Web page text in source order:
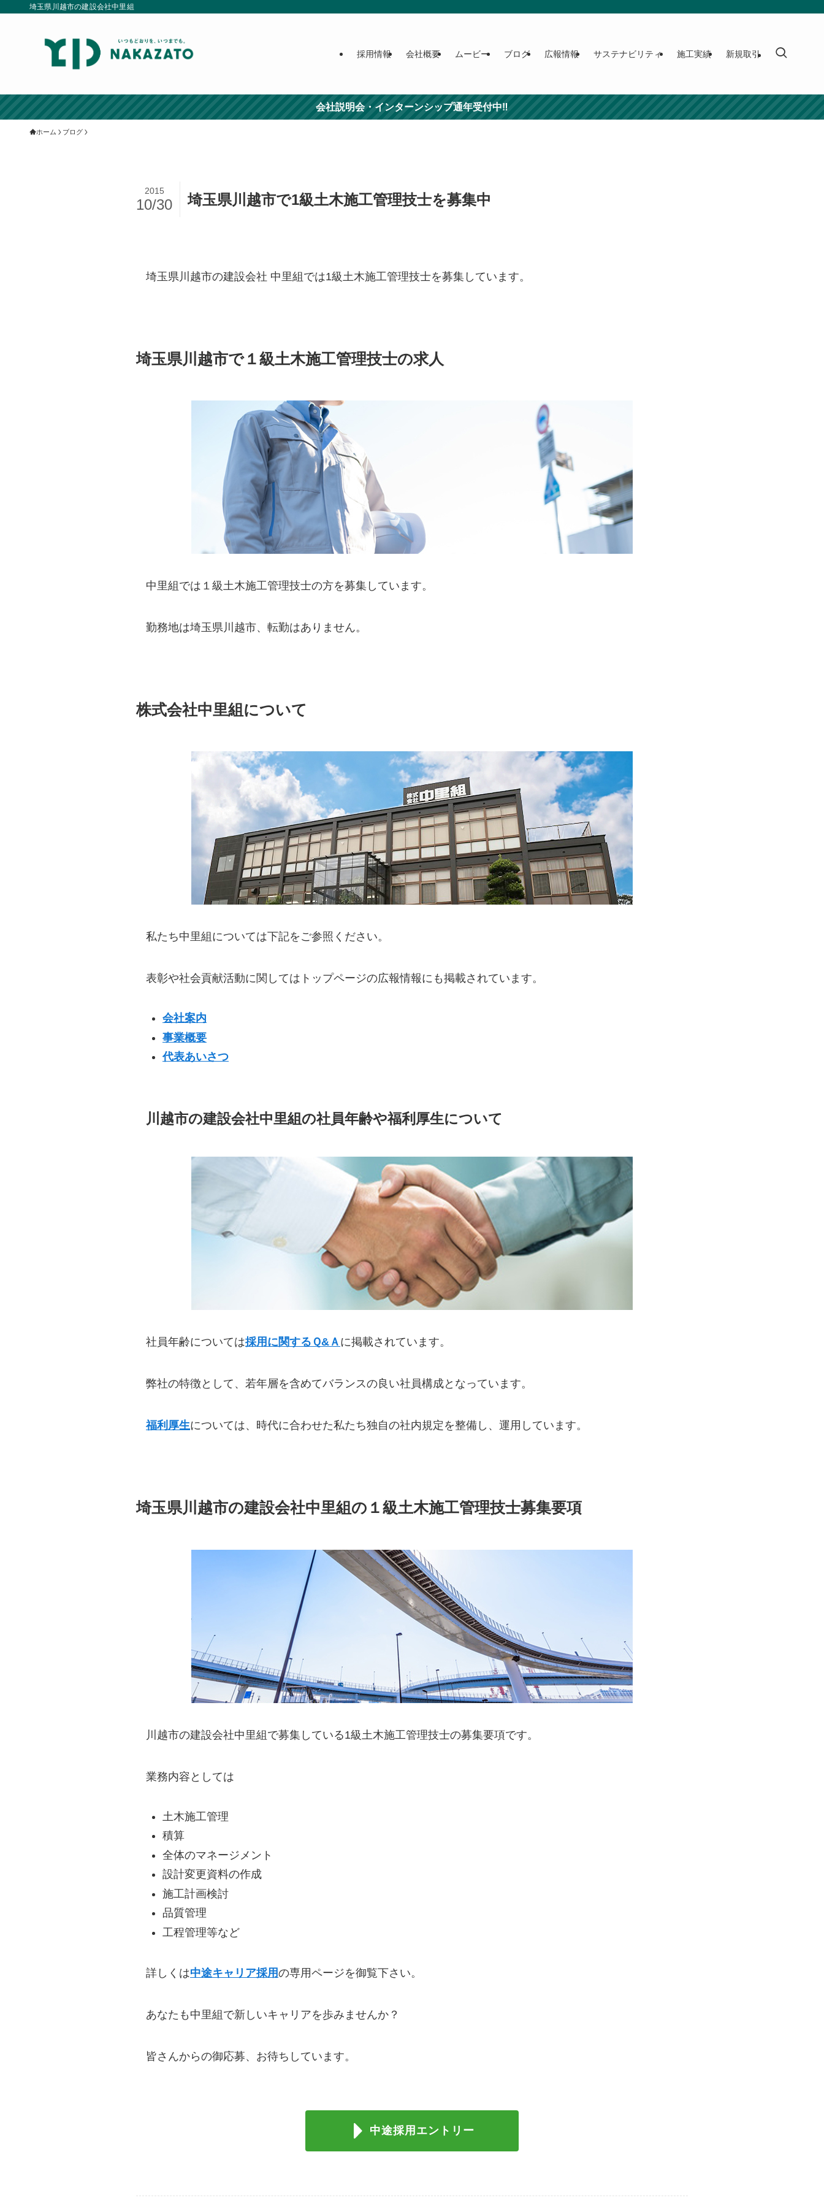
埼玉県川越市の建設会社中里組
採用情報 会社概要 ムービー ブログ 広報情報 サステナビリティ 施工実績 新規取引
会社説明会・インターンシップ通年受付中‼
ホーム ブログ
埼玉県川越市で1級土木施工管理技士を募集中
2015
10/30
埼玉県川越市の建設会社 中里組では1級土木施工管理技士を募集しています。
埼玉県川越市で１級土木施工管理技士の求人
中里組では１級土木施工管理技士の方を募集しています。
勤務地は埼玉県川越市、転勤はありません。
株式会社中里組について
私たち中里組については下記をご参照ください。
表彰や社会貢献活動に関してはトップページの広報情報にも掲載されています。
会社案内
事業概要
代表あいさつ
川越市の建設会社中里組の社員年齢や福利厚生について
社員年齢については採用に関するＱ&Ａ に掲載されています。
弊社の特徴として、若年層を含めてバランスの良い社員構成となっています。
福利厚生については、時代に合わせた私たち独自の社内規定を整備し、運用しています。
埼玉県川越市の建設会社中里組の１級土木施工管理技士募集要項
川越市の建設会社中里組で募集している1級土木施工管理技士の募集要項です。
業務内容としては
土木施工管理
積算
全体のマネージメント
設計変更資料の作成
施工計画検討
品質管理
工程管理等など
詳しくは中途キャリア採用の専用ページを御覧下さい。
あなたも中里組で新しいキャリアを歩みませんか？
皆さんからの御応募、お待ちしています。
中途採用エントリー